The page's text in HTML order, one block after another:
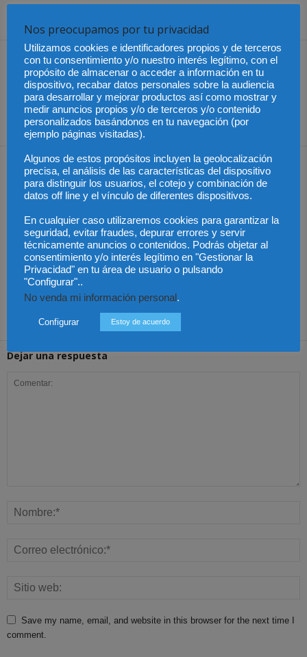
Artículo anterior
Solicitan a Francia la
ampliación de extradición
del etarra José Lorenzo
Ayestarán Legorburu
Artículo siguiente
Testar
Artículos relacionados Más del autor
Cómo proteger tu
propiedad intelectual en
el extranjero: claves
lingüísticas y jurídicas
El Pleno del CGPJ
aprueba el informe al
unanimidad
Últimas modificaciones
en la Ley de Sociedades
de Capital
Dejar una respuesta
Save my name, email, and website in this browser for the next time I
comment.
Nos preocupamos por tu privacidad
Utilizamos cookies e identificadores propios y de terceros
con tu consentimiento y/o nuestro interés legítimo, con el
propósito de almacenar o acceder a información en tu
dispositivo, recabar datos personales sobre la audiencia
para desarrollar y mejorar productos así como mostrar y
medir anuncios propios y/o de terceros y/o contenido
personalizados basándonos en tu navegación (por
ejemplo páginas visitadas).
Algunos de estos propósitos incluyen la geolocalización
precisa, el análisis de las características del dispositivo
para distinguir los usuarios, el cotejo y combinación de
datos off line y el vínculo de diferentes dispositivos.
En cualquier caso utilizaremos cookies para garantizar la
seguridad, evitar fraudes, depurar errores y servir
técnicamente anuncios o contenidos. Podrás objetar al
consentimiento y/o interés legítimo en "Gestionar la
Privacidad" en tu área de usuario o pulsando
"Configurar"..
No venda mi información personal .
Configurar Estoy de acuerdo